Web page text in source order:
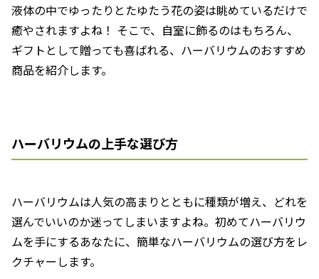
液体の中でゆったりとたゆたう花の姿は眺めているだけで
癒やされますよね！ そこで、自室に飾るのはもちろん、
ギフトとして贈っても喜ばれる、ハーバリウムのおすすめ
商品を紹介します。
ハーバリウムの上手な選び方
ハーバリウムは人気の高まりとともに種類が増え、どれを
選んでいいのか迷ってしまいますよね。初めてハーバリウ
ムを手にするあなたに、簡単なハーバリウムの選び方をレ
クチャーします。